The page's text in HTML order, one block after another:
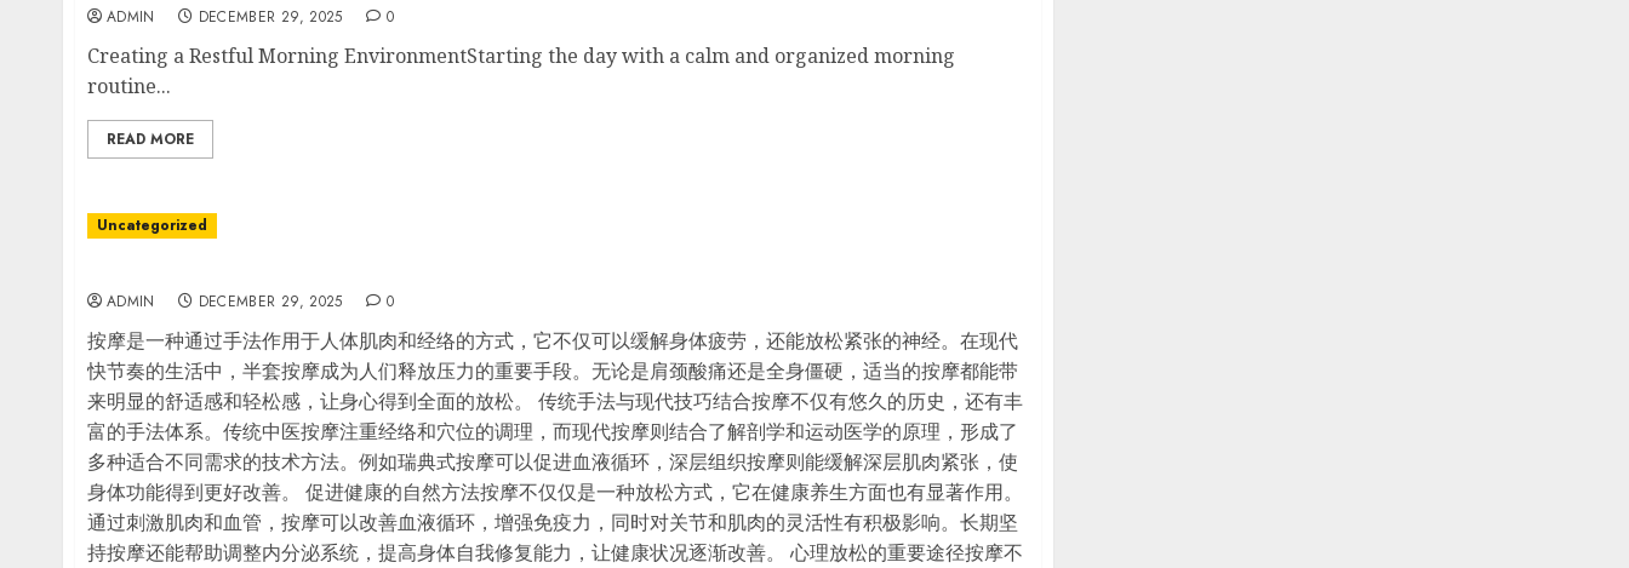
ADMIN DECEMBER 29, 2025 0
Creating a Restful Morning EnvironmentStarting the day with a calm and organized morning
routine...
READ MORE
Uncategorized
ADMIN DECEMBER 29, 2025 0
按摩是一种通过手法作用于人体肌肉和经络的方式，它不仅可以缓解身体疲劳，还能放松紧张的神经。在现代
快节奏的生活中，半套按摩成为人们释放压力的重要手段。无论是肩颈酸痛还是全身僵硬，适当的按摩都能带
来明显的舒适感和轻松感，让身心得到全面的放松。 传统手法与现代技巧结合按摩不仅有悠久的历史，还有丰
富的手法体系。传统中医按摩注重经络和穴位的调理，而现代按摩则结合了解剖学和运动医学的原理，形成了
多种适合不同需求的技术方法。例如瑞典式按摩可以促进血液循环，深层组织按摩则能缓解深层肌肉紧张，使
身体功能得到更好改善。 促进健康的自然方法按摩不仅仅是一种放松方式，它在健康养生方面也有显著作用。
通过刺激肌肉和血管，按摩可以改善血液循环，增强免疫力，同时对关节和肌肉的灵活性有积极影响。长期坚
持按摩还能帮助调整内分泌系统，提高身体自我修复能力，让健康状况逐渐改善。 心理放松的重要途径按摩不